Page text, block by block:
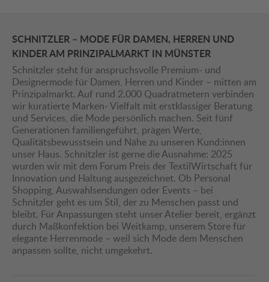
SCHNITZLER – MODE FÜR DAMEN, HERREN UND
KINDER AM PRINZIPALMARKT IN MÜNSTER
Schnitzler steht für anspruchsvolle Premium- und
Designermode für Damen, Herren und Kinder – mitten am
Prinzipalmarkt. Auf rund 2.000 Quadratmetern verbinden
wir kuratierte Marken- Vielfalt mit erstklassiger Beratung
und Services, die Mode persönlich machen. Seit fünf
Generationen familiengeführt, prägen Werte,
Qualitätsbewusstsein und Nähe zu unseren Kund:innen
unser Haus. Schnitzler ist gerne die Ausnahme: 2025
wurden wir mit dem Forum Preis der TextilWirtschaft für
Innovation und Haltung ausgezeichnet. Ob Personal
Shopping, Auswahlsendungen oder Events – bei
Schnitzler geht es um Stil, der zu Menschen passt und
bleibt. Für Anpassungen steht unser Atelier bereit, ergänzt
durch Maßkonfektion bei Weitkamp, unserem Store für
elegante Herrenmode – weil sich Mode dem Menschen
anpassen sollte, nicht umgekehrt.